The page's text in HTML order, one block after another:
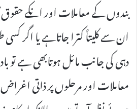
بندوں کے معاملات اور انکے حقوق
ان سے کلیتاََ کترا جاتاہے یا اگر
دہی کی جانب مائل ہوتابھی ہے تو
معاملات اور مرحلوں پر ذاتی